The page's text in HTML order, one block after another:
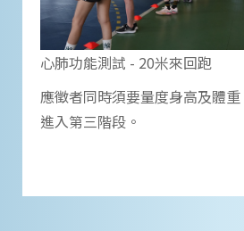
心肺功能測試 - 20米來回跑
應徵者同時須要量度身高及體
進入第三階段。